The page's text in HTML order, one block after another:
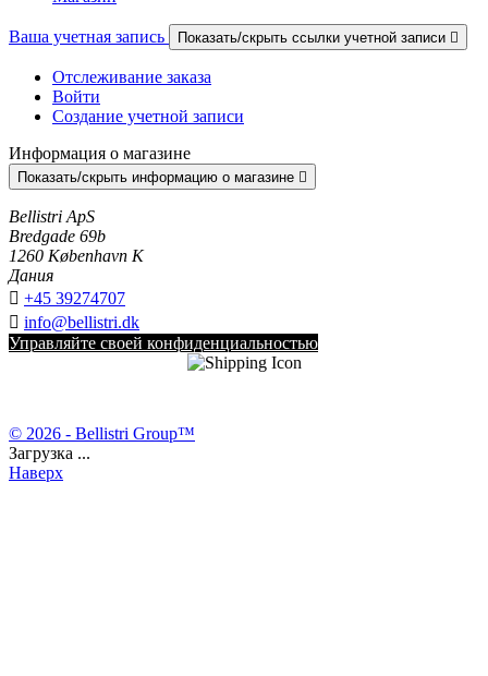
Ваша учетная запись Показать/скрыть ссылки учетной записи 
Отслеживание заказа
Войти
Создание учетной записи
Информация о магазине
Показать/скрыть информацию о магазине 
Bellistri ApS
Bredgade 69b
1260 København K
Дания
 +45 39274707
 info@bellistri.dk
Управляйте своей конфиденциальностью
© 2026 - Bellistri Group™
Загрузка ...
Наверх